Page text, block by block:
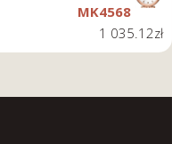
MK4568
1 035.12zł